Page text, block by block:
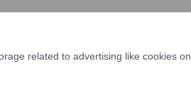
related to advertising like cookies on
που
Ανταγωνισμού
που επιβάλλει η